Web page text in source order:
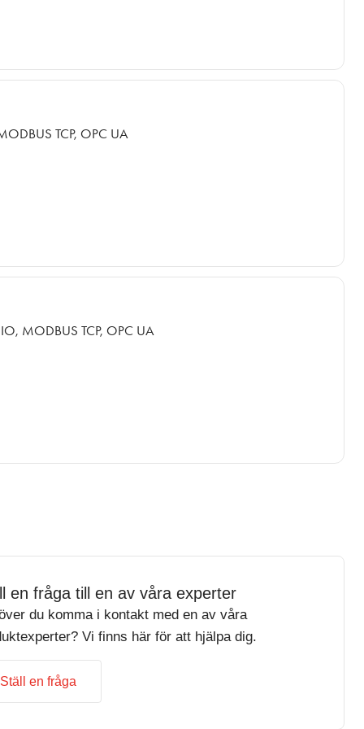
TCP, OPC UA
MODBUS TCP, OPC UA
en fråga till en av våra experter
du komma i kontakt med en av våra
Vi finns här för att hjälpa dig.
Ställ en fråga